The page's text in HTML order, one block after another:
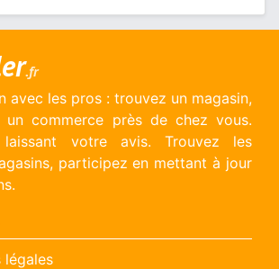
.fr
avec les pros : trouvez un magasin,
un commerce près de chez vous.
votre avis. Trouvez les
participez en mettant à jour
légales